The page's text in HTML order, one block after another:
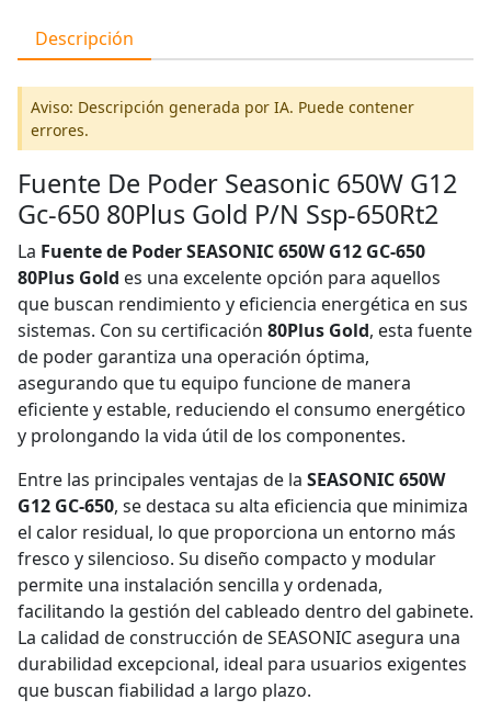
Descripción
Aviso: Descripción generada por IA. Puede contener
errores.
Fuente De Poder Seasonic 650W G12
Gc-650 80Plus Gold P/N Ssp-650Rt2
La Fuente de Poder SEASONIC 650W G12 GC-650
80Plus Gold es una excelente opción para aquellos
que buscan rendimiento y eficiencia energética en sus
sistemas. Con su certificación 80Plus Gold, esta fuente
de poder garantiza una operación óptima,
asegurando que tu equipo funcione de manera
eficiente y estable, reduciendo el consumo energético
y prolongando la vida útil de los componentes.
Entre las principales ventajas de la SEASONIC 650W
G12 GC-650, se destaca su alta eficiencia que minimiza
el calor residual, lo que proporciona un entorno más
fresco y silencioso. Su diseño compacto y modular
permite una instalación sencilla y ordenada,
facilitando la gestión del cableado dentro del gabinete.
La calidad de construcción de SEASONIC asegura una
durabilidad excepcional, ideal para usuarios exigentes
que buscan fiabilidad a largo plazo.